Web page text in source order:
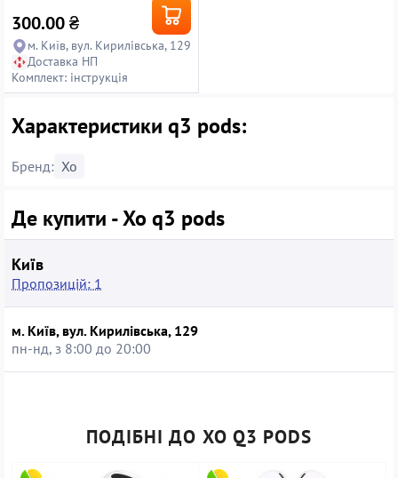
300.00₴
м. Київ, вул. Кирилівська, 129
Доставка НП
Комплект: інструкція
Характеристики q3 pods:
Бренд: Xo
Де купити - Xo q3 pods
Київ
Пропозицій: 1
м. Київ, вул. Кирилівська, 129
пн-нд, з 8:00 до 20:00
ПОДІБНІ ДО XO Q3 PODS